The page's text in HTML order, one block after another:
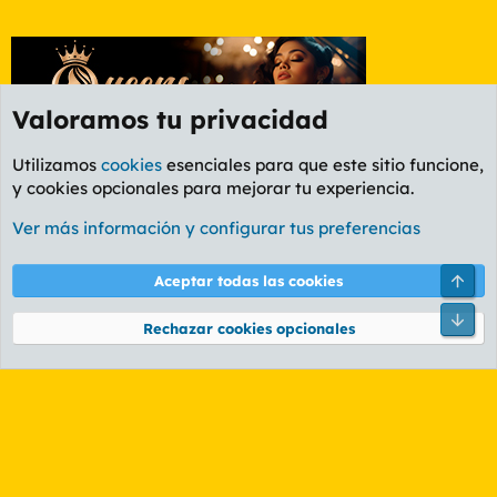
Foro General
Cookies
PL OLDSTYLE AMARILLO
Términos y reglas Política de privacidad Ayuda
Community platform by XenForo® © 2010-2026 XenForo Ltd.
Valoramos tu privacidad
Utilizamos cookies esenciales para que este sitio funcione,
y cookies opcionales para mejorar tu experiencia.
Ver más información y configurar tus preferencias
Aceptar todas las cookies
Rechazar cookies opcionales
Pie